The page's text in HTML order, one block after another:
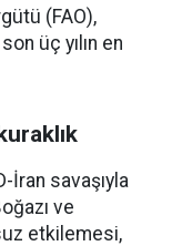
(FAO),
üç yılın en
İran savaşıyla
ve
etkilemesi,